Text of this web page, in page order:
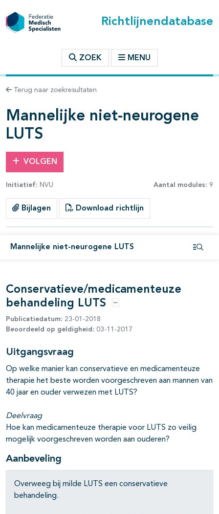
Richtlijnendatabase
ZOEK MENU
Terug naar zoekresultaten
Mannelijke niet-neurogene
LUTS
VOLGEN
Initiatief: NVU Aantal modules: 9
Bijlagen Download richtlijn
Mannelijke niet-neurogene LUTS
binnen deze richtlijn
Conservatieve/medicamenteuze
behandeling LUTS
Opties
Publicatiedatum: 23-01-2018
Beoordeeld op geldigheid: 03-11-2017
Uitgangsvraag
Op welke manier kan conservatieve en medicamenteuze
therapie het beste worden voorgeschreven aan mannen van
40 jaar en ouder verwezen met LUTS?
Deelvraag
Hoe kan medicamenteuze therapie voor LUTS zo veilig
mogelijk voorgeschreven worden aan ouderen?
Aanbeveling
Overweeg bij milde LUTS een conservatieve
behandeling.